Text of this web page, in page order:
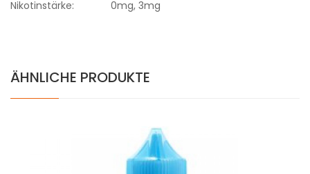
Nikotinstärke:
0mg, 3mg
ÄHNLICHE PRODUKTE